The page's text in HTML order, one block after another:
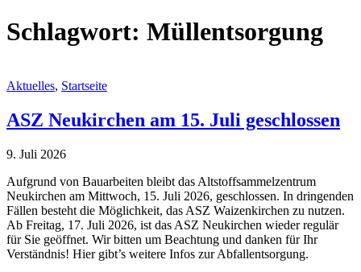
Schlagwort: Müllentsorgung
Aktuelles, Startseite
ASZ Neukirchen am 15. Juli geschlossen
9. Juli 2026
Aufgrund von Bauarbeiten bleibt das Altstoffsammelzentrum
Neukirchen am Mittwoch, 15. Juli 2026, geschlossen. In dringenden
Fällen besteht die Möglichkeit, das ASZ Waizenkirchen zu nutzen.
Ab Freitag, 17. Juli 2026, ist das ASZ Neukirchen wieder regulär
für Sie geöffnet. Wir bitten um Beachtung und danken für Ihr
Verständnis! Hier gibt’s weitere Infos zur Abfallentsorgung.